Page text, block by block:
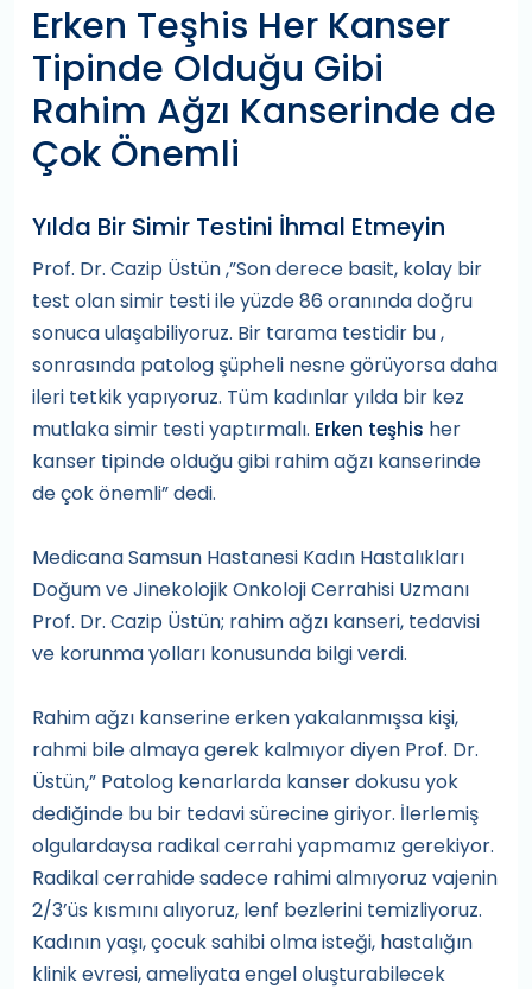
Erken Teşhis Her Kanser
Tipinde Olduğu Gibi
Rahim Ağzı Kanserinde de
Çok Önemli
Yılda Bir Simir Testini İhmal Etmeyin
Prof. Dr. Cazip Üstün ,”Son derece basit, kolay bir
test olan simir testi ile yüzde 86 oranında doğru
sonuca ulaşabiliyoruz. Bir tarama testidir bu ,
sonrasında patolog şüpheli nesne görüyorsa daha
ileri tetkik yapıyoruz. Tüm kadınlar yılda bir kez
mutlaka simir testi yaptırmalı. Erken teşhis her
kanser tipinde olduğu gibi rahim ağzı kanserinde
de çok önemli” dedi.
Medicana Samsun Hastanesi Kadın Hastalıkları
Doğum ve Jinekolojik Onkoloji Cerrahisi Uzmanı
Prof. Dr. Cazip Üstün; rahim ağzı kanseri, tedavisi
ve korunma yolları konusunda bilgi verdi.
Rahim ağzı kanserine erken yakalanmışsa kişi,
rahmi bile almaya gerek kalmıyor diyen Prof. Dr.
Üstün,” Patolog kenarlarda kanser dokusu yok
dediğinde bu bir tedavi sürecine giriyor. İlerlemiş
olgulardaysa radikal cerrahi yapmamız gerekiyor.
Radikal cerrahide sadece rahimi almıyoruz vajenin
2/3’üs kısmını alıyoruz, lenf bezlerini temizliyoruz.
Kadının yaşı, çocuk sahibi olma isteği, hastalığın
klinik evresi, ameliyata engel oluşturabilecek